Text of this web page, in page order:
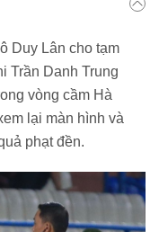
Duy Lân cho tạm
Trần Danh Trung
vòng cầm Hà
lại màn hình và
phạt đền.